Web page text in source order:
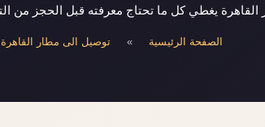
يغطي كل ما تحتاج معرفته قبل الحجز من
الصفحة الرئيسية » توصيل الى مطار القاهرة